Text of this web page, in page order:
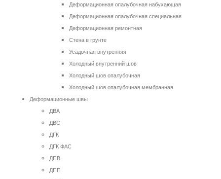
Деформационная опалубочная набухающая
Деформационная опалубочная специальная
Деформационная ремонтная
Стена в грунте
Усадочная внутренняя
Холодный внутренний шов
Холодный шов опалубочная
Холодный шов опалубочная мембранная
Деформационные швы
ДВА
ДВС
ДГК
ДГК ФАС
ДПВ
ДПП